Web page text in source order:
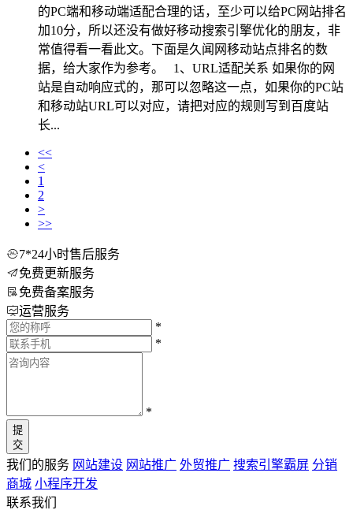
的PC端和移动端适配合理的话，至少可以给PC网站排名
加10分，所以还没有做好移动搜索引擎优化的朋友，非
常值得看一看此文。下面是久闻网移动站点排名的数
据，给大家作为参考。 1、URL适配关系 如果你的网
站是自动响应式的，那可以忽略这一点，如果你的PC站
和移动站URL可以对应，请把对应的规则写到百度站
长...
<<
<
1
2
>
>>
7*24小时售后服务
免费更新服务
免费备案服务
运营服务
*
*
*
提
交
我们的服务 网站建设 网站推广 外贸推广 搜索引擎霸屏 分销
商城 小程序开发
联系我们